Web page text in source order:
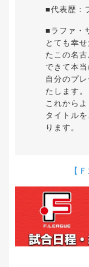
■代表歴：
■ラファ・
とても幸
たこの名
できて本
自分のプ
たします。
これから
タイトル
ります。
【 Ｆ